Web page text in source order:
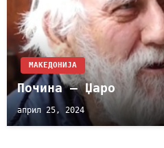
МАКЕДОНИЈА
Почина – Џаро
април 25, 2024